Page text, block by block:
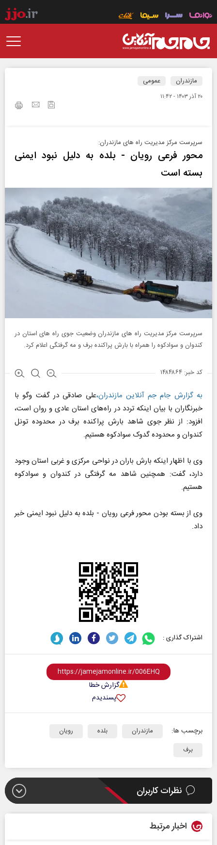
مازندران عمومی
۲۰ آذر ۱۴۰۳ - ۱۱:۴۲
سرپرست مرکز مدیریت راه های مازندران:
محور فرعی رویان - بلده به دلیل نبود ایمنی
بسته است
سرپرست مرکز مدیریت راه های مازندران وضعیت جوی راه های استان در
کندوان و سوادکوه را همراه با بارش پراکنده برف و مه گرفتگی اعلام کرد.
کد خبر: ۱۴۸۴۸۶۴
به گزارش جام جم آنلاین مازندران،علی صادقی در گفت وگوبا
خبرنگاران با بیان اینکه تردد در راه‌های استان عادی و روان است،
افزود: از نظر جوی شاهد بارش پراکنده برف در محدوده تونل
کندوان و محدودهگدوک سوادکوه هستیم.
وی با اظهار اینکه بارش باران در نواحی مرکزی و غربی استان وجود
دارد، گفت: همچنین شاهد مه گرفتگی در کندوان و سوادکوه
هستیم.
وی از بسته بودن محور فرعی رویان - بلدهبه دلیل نبود ایمنی خبر
داد.
اشتراک گذاری :
گزارش خطا
پسندیدم
برچسب ها: مازندران بلده
رویان
برف
نظرات کاربران
اخبار مرتبط